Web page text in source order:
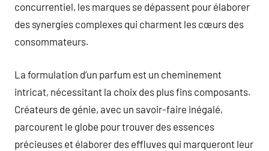
concurrentiel, les marques se dépassent pour élaborer
des synergies complexes qui charment les cœurs des
consommateurs.
La formulation d’un parfum est un cheminement
intricat, nécessitant la choix des plus fins composants.
Créateurs de génie, avec un savoir-faire inégalé,
parcourent le globe pour trouver des essences
précieuses et élaborer des effluves qui marqueront leur